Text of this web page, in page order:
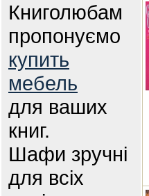
Книголюбам
пропонуємо
купить
мебель
для ваших
книг.
Шафи зручні
для всіх